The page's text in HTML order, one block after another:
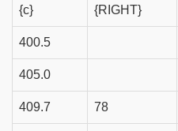
{c} {RIGHT}
400.5
405.0
409.7 78